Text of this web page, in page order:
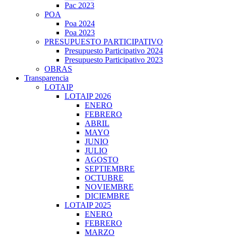
Pac 2023
POA
Poa 2024
Poa 2023
PRESUPUESTO PARTICIPATIVO
Presupuesto Participativo 2024
Presupuesto Participativo 2023
OBRAS
Transparencia
LOTAIP
LOTAIP 2026
ENERO
FEBRERO
ABRIL
MAYO
JUNIO
JULIO
AGOSTO
SEPTIEMBRE
OCTUBRE
NOVIEMBRE
DICIEMBRE
LOTAIP 2025
ENERO
FEBRERO
MARZO